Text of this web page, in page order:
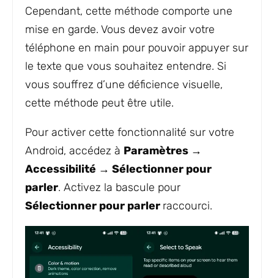
Cependant, cette méthode comporte une
mise en garde. Vous devez avoir votre
téléphone en main pour pouvoir appuyer sur
le texte que vous souhaitez entendre. Si
vous souffrez d’une déficience visuelle,
cette méthode peut être utile.
Pour activer cette fonctionnalité sur votre
Android, accédez à Paramètres →
Accessibilité → Sélectionner pour
parler. Activez la bascule pour
Sélectionner pour parler raccourci.